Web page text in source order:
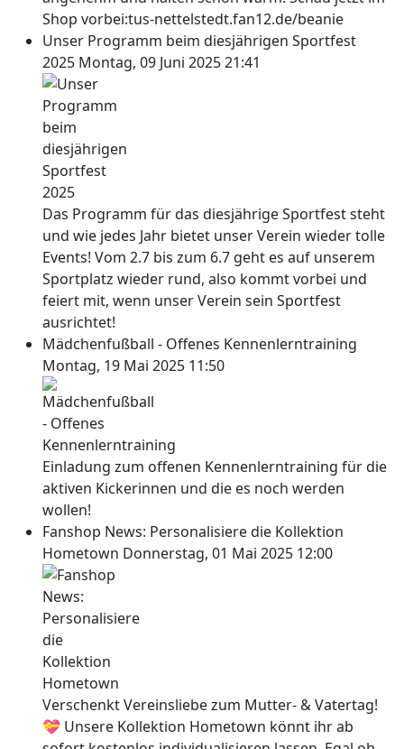
Shop vorbei:tus-nettelstedt.fan12.de/beanie
Unser Programm beim diesjährigen Sportfest
2025 Montag, 09 Juni 2025 21:41
Das Programm für das diesjährige Sportfest steht
und wie jedes Jahr bietet unser Verein wieder tolle
Events! Vom 2.7 bis zum 6.7 geht es auf unserem
Sportplatz wieder rund, also kommt vorbei und
feiert mit, wenn unser Verein sein Sportfest
ausrichtet!
Mädchenfußball - Offenes Kennenlerntraining
Montag, 19 Mai 2025 11:50
Einladung zum offenen Kennenlerntraining für die
aktiven Kickerinnen und die es noch werden
wollen!
Fanshop News: Personalisiere die Kollektion
Hometown Donnerstag, 01 Mai 2025 12:00
Verschenkt Vereinsliebe zum Mutter- & Vatertag!
💝 Unsere Kollektion Hometown könnt ihr ab